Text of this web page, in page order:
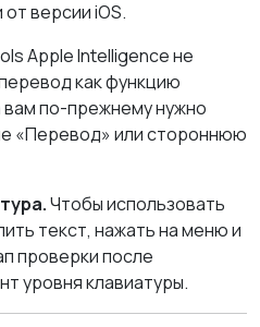
версии iOS.
Apple Intelligence не
как функцию
по-прежнему нужно
«Перевод» или стороннюю
Чтобы использовать
текст, нажать на меню и
проверки после
уровня клавиатуры.